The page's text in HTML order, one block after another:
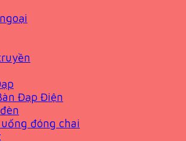
Đạp Điện
đóng chai